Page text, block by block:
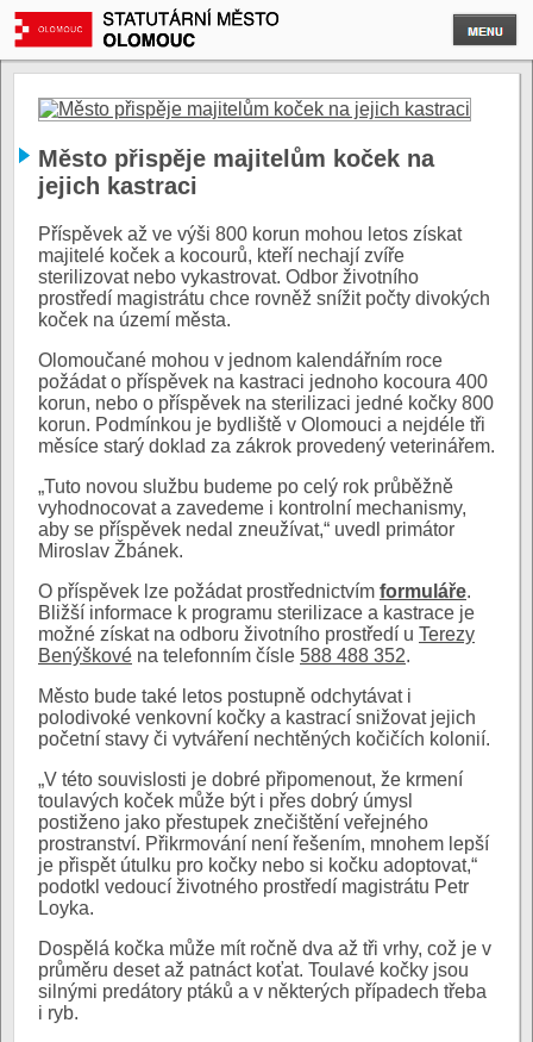
Město přispěje majitelům koček na
jejich kastraci
Příspěvek až ve výši 800 korun mohou letos získat
majitelé koček a kocourů, kteří nechají zvíře
sterilizovat nebo vykastrovat. Odbor životního
prostředí magistrátu chce rovněž snížit počty divokých
koček na území města.
Olomoučané mohou v jednom kalendářním roce
požádat o příspěvek na kastraci jednoho kocoura 400
korun, nebo o příspěvek na sterilizaci jedné kočky 800
korun. Podmínkou je bydliště v Olomouci a nejdéle tři
měsíce starý doklad za zákrok provedený veterinářem.
„Tuto novou službu budeme po celý rok průběžně
vyhodnocovat a zavedeme i kontrolní mechanismy,
aby se příspěvek nedal zneužívat,“ uvedl primátor
Miroslav Žbánek.
O příspěvek lze požádat prostřednictvím formuláře.
Bližší informace k programu sterilizace a kastrace je
možné získat na odboru životního prostředí u Terezy
Benýškové na telefonním čísle 588 488 352.
Město bude také letos postupně odchytávat i
polodivoké venkovní kočky a kastrací snižovat jejich
početní stavy či vytváření nechtěných kočičích kolonií.
„V této souvislosti je dobré připomenout, že krmení
toulavých koček může být i přes dobrý úmysl
postiženo jako přestupek znečištění veřejného
prostranství. Přikrmování není řešením, mnohem lepší
je přispět útulku pro kočky nebo si kočku adoptovat,“
podotkl vedoucí životného prostředí magistrátu Petr
Loyka.
Dospělá kočka může mít ročně dva až tři vrhy, což je v
průměru deset až patnáct koťat. Toulavé kočky jsou
silnými predátory ptáků a v některých případech třeba
i ryb.